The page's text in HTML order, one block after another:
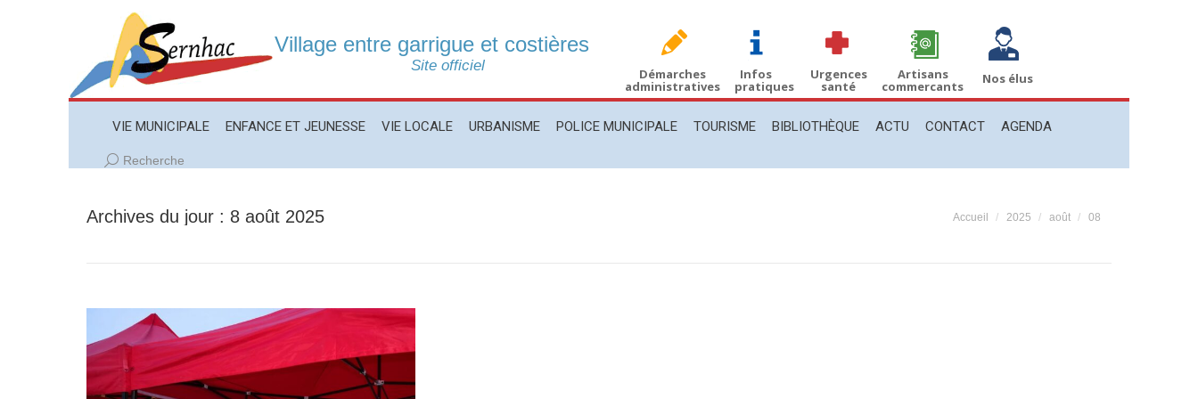
Village entre garrigue et costières
Site officiel Démarches
administratives
Infos
pratiques
Urgences
santé
Artisans
commercants Nos élus
VIE MUNICIPALE ENFANCE ET JEUNESSE VIE LOCALE URBANISME POLICE MUNICIPALE TOURISME BIBLIOTHÈQUE ACTU CONTACT AGENDA
Recherche
Recherche
Archives du jour : 8 août 2025 Vous êtes ici :
Accueil 2025 août 08
VIE MUNICIPALE ENFANCE ET JEUNESSE VIE LOCALE URBANISME POLICE MUNICIPALE TOURISME BIBLIOTHÈQUE CONTACT AGENDA